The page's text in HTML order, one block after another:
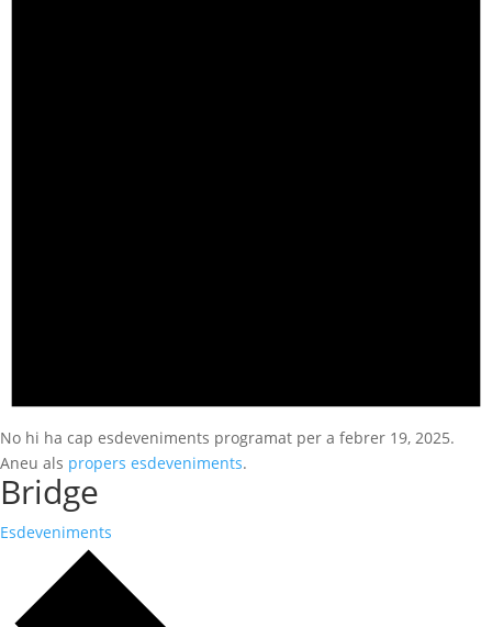
No hi ha cap esdeveniments programat per a febrer 19, 2025.
Aneu als propers esdeveniments.
Bridge
Esdeveniments